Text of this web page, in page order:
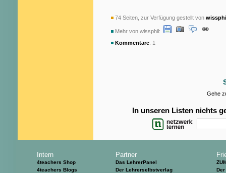
74 Seiten, zur Verfügung gestellt von
Mehr von wissphil:
Kommentare: 1
Gehe
In unseren Listen nichts
Intern
4teachers Shop
4teachers Blogs
Partner
Das LehrerPanel
Der Lehrerselbstverlag